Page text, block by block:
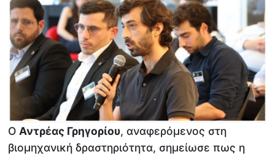
Ο Αντρέας Γρηγορίου, αναφερόμενος στη
βιομηχανική δραστηριότητα, σημείωσε πως η